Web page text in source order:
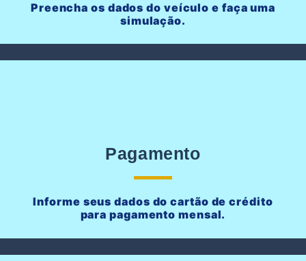
Preencha os dados do veículo e faça uma
simulação.
Pagamento
Informe seus dados do cartão de crédito
para pagamento mensal.